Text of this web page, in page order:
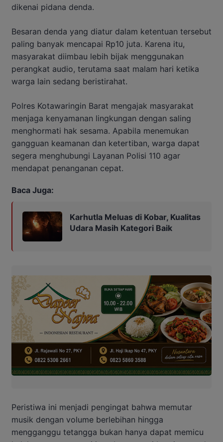
dikenai pidana denda.
Besaran denda yang diatur dalam ketentuan tersebut
paling banyak mencapai Rp10 juta. Karena itu,
masyarakat diimbau lebih bijak menggunakan
perangkat audio, terutama saat malam hari ketika
warga lain sedang beristirahat.
Polres Kotawaringin Barat mengajak masyarakat
menjaga kenyamanan lingkungan dengan saling
menghormati hak sesama. Apabila menemukan
gangguan keamanan dan ketertiban, warga dapat
segera menghubungi Layanan Polisi 110 agar
mendapat penanganan cepat.
Baca Juga:
Karhutla Meluas di Kobar, Kualitas
Udara Masih Kategori Baik
Peristiwa ini menjadi pengingat bahwa memutar
musik dengan volume berlebihan hingga
mengganggu tetangga bukan hanya dapat memicu